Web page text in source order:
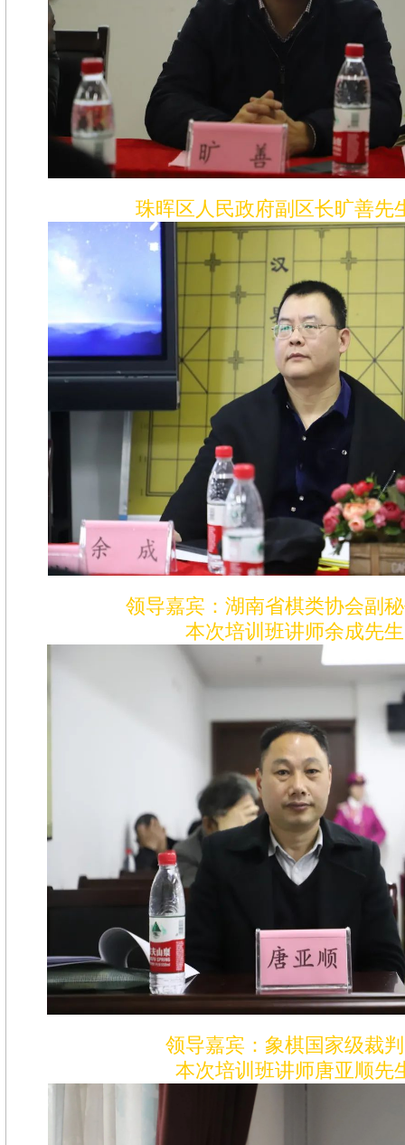
珠晖区人民政府副区长旷善先
领导嘉宾：湖南省棋类协会副
本次培训班讲师余成先生
领导嘉宾：象棋国家级裁
本次培训班讲师唐亚顺先